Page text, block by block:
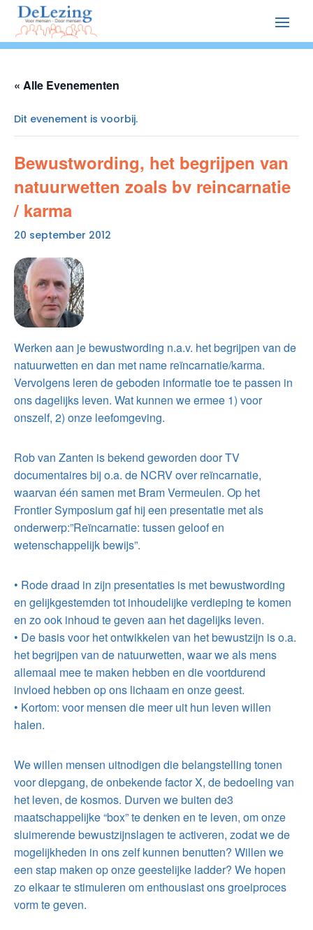
« Alle Evenementen
Dit evenement is voorbij.
Bewustwording, het begrijpen van
natuurwetten zoals bv reincarnatie
/ karma
20 september 2012
Werken aan je bewustwording n.a.v. het begrijpen van de
natuurwetten en dan met name reïncarnatie/karma.
Vervolgens leren de geboden informatie toe te passen in
ons dagelijks leven. Wat kunnen we ermee 1) voor
onszelf, 2) onze leefomgeving.
Rob van Zanten is bekend geworden door TV
documentaires bij o.a. de NCRV over reïncarnatie,
waarvan één samen met Bram Vermeulen. Op het
Frontier Symposium gaf hij een presentatie met als
onderwerp:”Reïncarnatie: tussen geloof en
wetenschappelijk bewijs”.
• Rode draad in zijn presentaties is met bewustwording
en gelijkgestemden tot inhoudelijke verdieping te komen
en zo ook inhoud te geven aan het dagelijks leven.
• De basis voor het ontwikkelen van het bewustzijn is o.a.
het begrijpen van de natuurwetten, waar we als mens
allemaal mee te maken hebben en die voortdurend
invloed hebben op ons lichaam en onze geest.
• Kortom: voor mensen die meer uit hun leven willen
halen.
We willen mensen uitnodigen die belangstelling tonen
voor diepgang, de onbekende factor X, de bedoeling van
het leven, de kosmos. Durven we buiten de3
maatschappelijke “box” te denken en te leven, om onze
sluimerende bewustzijnslagen te activeren, zodat we de
mogelijkheden in ons zelf kunnen benutten? Willen we
een stap maken op onze geestelijke ladder? We hopen
zo elkaar te stimuleren om enthousiast ons groeiproces
vorm te geven.